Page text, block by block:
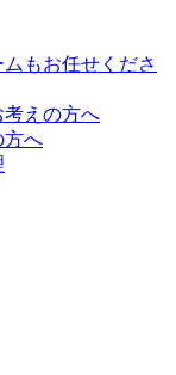
もお任せくださ
えの方へ
方へ